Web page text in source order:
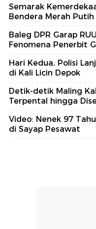
Semarak
Bendera Merah
Baleg DPR Garap
Fenomena Penerbit
Hari Kedua, Polisi
di Kali Licin Depok
Detik-detik Maling
Terpental hingga
Video: Nenek 97
di Sayap Pesawat